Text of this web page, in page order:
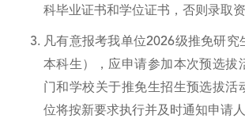
科毕业证书和学位证书，否则录取资
凡有意报考我单位2026级推免研究
本科生），应申请参加本次预选拔
门和学校关于推免生招生预选拔活
位将按新要求执行并及时通知申请人